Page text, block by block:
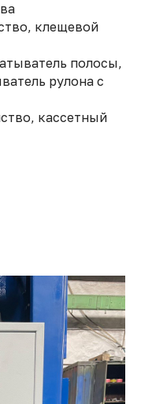
клещевой
полосы,
рулона с
кассетный